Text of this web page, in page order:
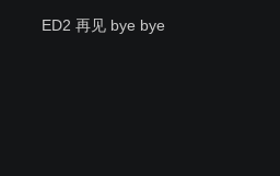
ED2 再见 bye bye